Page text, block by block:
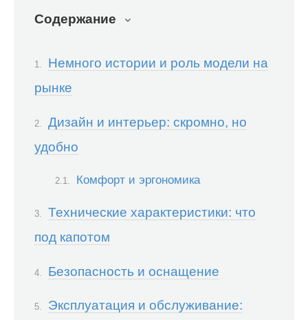
Содержание
Немного истории и роль модели на
рынке
Дизайн и интерьер: скромно, но
удобно
Комфорт и эргономика
Технические характеристики: что
под капотом
Безопасность и оснащение
Эксплуатация и обслуживание: